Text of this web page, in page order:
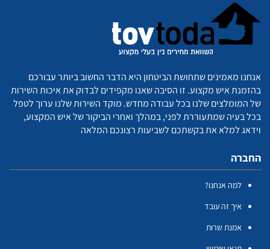
אנחנו מאמינים שתחושת הביטחון היא הדבר החשוב ביותר עבורכם
בהזמנת איש מקצוע. זו הסיבה שאנו מקפידים לבדוק את איכות השירות
של המומלצים שלנו בכל עבודה מחדש. מוקד השירות שלנו ערוך לטפל
בכל בעיה שמתעוררת לפני, במהלך ואחרי הביקור של איש המקצוע,
וידאג למלא את בקשתכם לשביעות רצונכם המלאה
החברה
למה אנחנו?
איך זה עובד
אמנת שרות